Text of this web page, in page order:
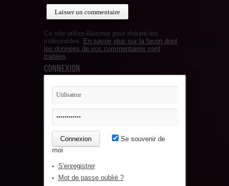
Ce site utilise Akismet pour réduire les
indésirables. En savoir plus sur la façon dont
les données de vos commentaires sont
traitées.
Connexion
Se souvenir de
moi
S'enregistrer
Mot de passe oublié ?